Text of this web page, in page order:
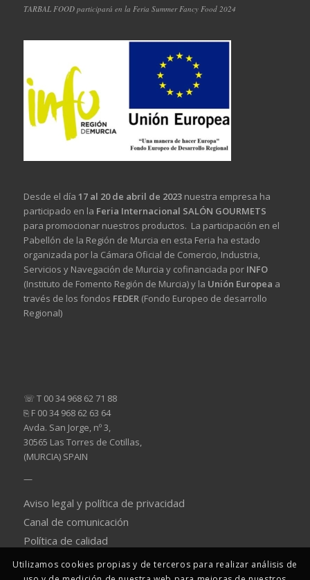
TARBAL FOOD participará en la Feria Summer Fancy Food 2024
Desde el día 17 al 20 de abril de 2023nuestra empresa ha
participado en la Feria Internacional SALÓN GOURMETS
para promocionar nuestros productos. La participación en el
Pabellón de la Región de Murcia en esta Feria ha estado
organizada por la Cámara Oficial de Comercio, Industria,
Servicios y Navegación de Murcia y cofinanciada por INFO
(Instituto de Fomento Región de Murcia) y la Unión Europea a
través de los fondos FEDER(Fondo Europeo de desarrollo
Regional)
☏ T 00 34 968 62 71 88
⎘ F 00 34 968 62 63 64
Avda. San Jorge, nº 3,
30565 Las Torres de Cotillas,
(MURCIA) SPAIN
—
Aviso legal y política de privacidad
Canal de comunicación
Política de calidad
Utilizamos cookies propias y de terceros para realizar análisis de